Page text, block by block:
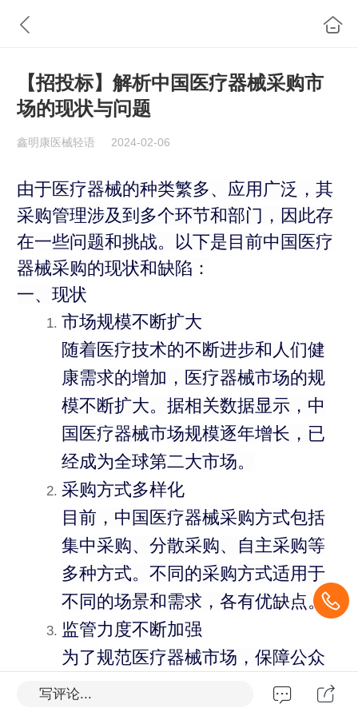
【招投标】解析中国医疗器械采购市
场的现状与问题
鑫明康医械轻语 2024-02-06
由于医疗器械的种类繁多、应用广泛，其
采购管理涉及到多个环节和部门，因此存
在一些问题和挑战。以下是目前中国医疗
器械采购的现状和缺陷：
一、现状
市场规模不断扩大
随着医疗技术的不断进步和人们健
康需求的增加，医疗器械市场的规
模不断扩大。据相关数据显示，中
国医疗器械市场规模逐年增长，已
经成为全球第二大市场。
采购方式多样化
目前，中国医疗器械采购方式包括
集中采购、分散采购、自主采购等
多种方式。不同的采购方式适用于
不同的场景和需求，各有优缺点。
监管力度不断加强
为了规范医疗器械市场，保障公众
健康安全，国家相关部门不断加强
写评论...